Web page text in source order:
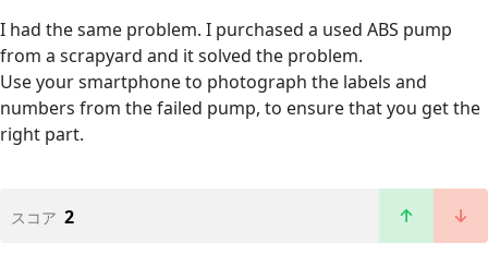
I had the same problem. I purchased a used ABS pump
from a scrapyard and it solved the problem.
Use your smartphone to photograph the labels and
numbers from the failed pump, to ensure that you get the
right part.
スコア 2